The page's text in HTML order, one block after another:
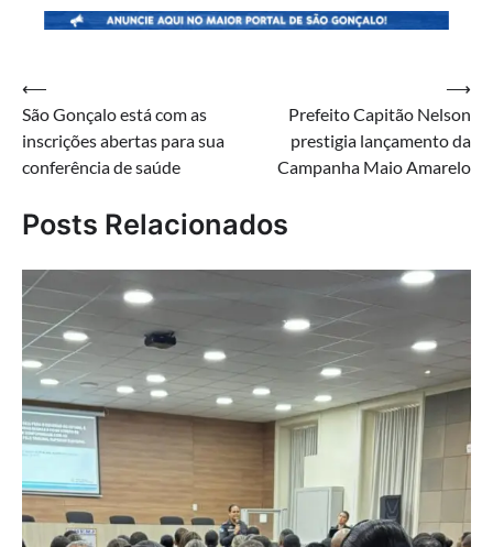
Navegação
de
Post
⟵
São Gonçalo está com as
inscrições abertas para sua
conferência de saúde
Prefeito Capitão Nelson
prestigia lançamento da
Campanha Maio Amarelo
⟶
Posts Relacionados